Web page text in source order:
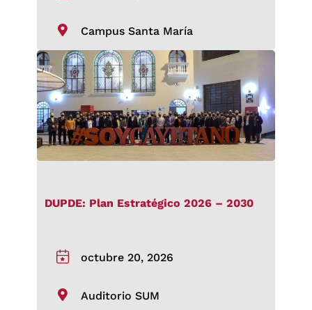
Campus Santa María
DUPDE: Plan Estratégico 2026 – 2030
octubre 20, 2026
Auditorio SUM